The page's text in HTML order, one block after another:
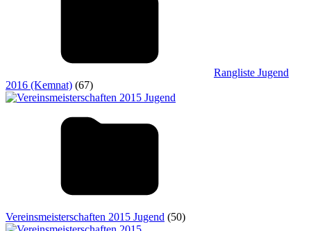
Rangliste Jugend
2016 (Kemnat) (67)
Vereinsmeisterschaften 2015 Jugend (50)